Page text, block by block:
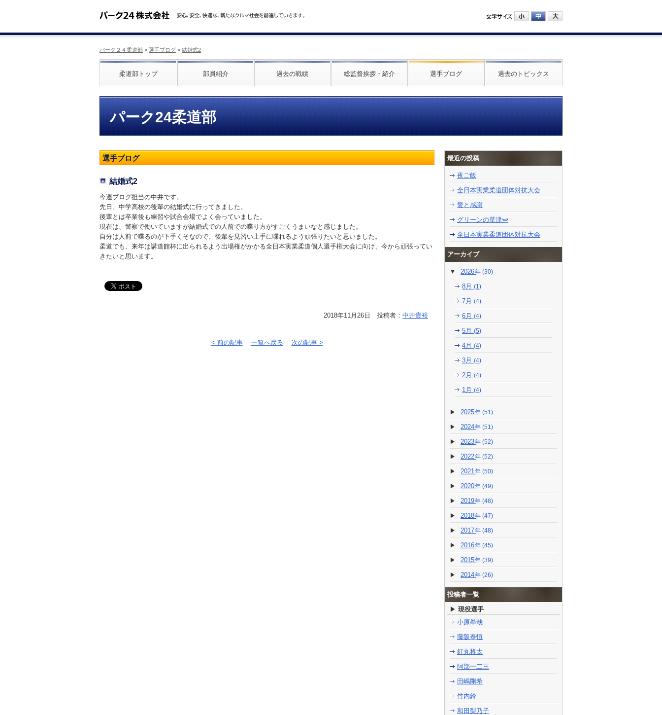
パーク２４柔道部 > 選手ブログ > 結婚式2
柔道部トップ 部員紹介 過去の戦績 総監督挨拶・紹介 選手ブログ 過去のトピックス
パーク24柔道部
選手ブログ
結婚式2
今週ブログ担当の中井です。
先日、中学高校の後輩の結婚式に行ってきました。
後輩とは卒業後も練習や試合会場でよく会っていました。
現在は、警察で働いていますが結婚式での人前での喋り方がすごくうまいなと感じました。
自分は人前で喋るのが下手くそなので、後輩を見習い上手に喋れるよう頑張りたいと思いました。
柔道でも、来年は講道館杯に出られるよう出場権がかかる全日本実業柔道個人選手権大会に向け、今から頑張ってい
きたいと思います。
2018年11月26日 投稿者： 中井貴裕
< 前の記事 一覧へ戻る 次の記事 >
最近の投稿
夜ご飯
全日本実業柔道団体対抗大会
愛と感謝
グリーンの草津🫛
全日本実業柔道団体対抗大会
アーカイブ
2026 (30)
8月(1)
7月(4)
6月(4)
5月(5)
4月(4)
3月(4)
2月(4)
1月(4)
2025 (51)
2024 (51)
2023 (52)
2022 (52)
2021 (50)
2020 (49)
2019 (48)
2018 (47)
2017 (48)
2016 (45)
2015 (39)
2014 (26)
投稿者一覧
現役選手
小原拳哉
藤阪泰恒
釘丸将太
阿部一二三
田嶋剛希
竹内鈴
和田梨乃子